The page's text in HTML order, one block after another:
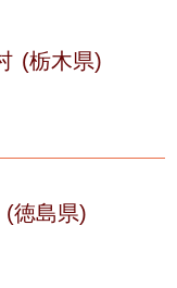
(栃木県)
(徳島県)